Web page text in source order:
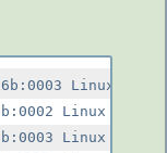
Linux
Linux
Linux